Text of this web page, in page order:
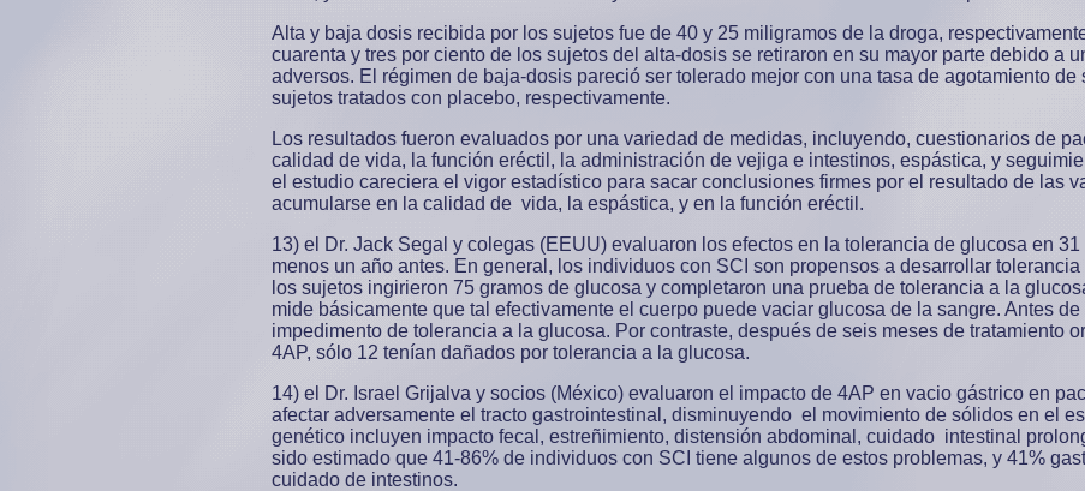
Alta y baja dosis recibida por los sujetos fue de 40 y 25 miligramos de la droga,
cuarenta y tres por ciento de los sujetos del alta-dosis se retiraron en su mayor parte debido a
adversos. El régimen de baja-dosis pareció ser tolerado mejor con una tasa de agotamiento
sujetos tratados con placebo, respectivamente.
Los resultados fueron evaluados por una variedad de medidas, incluyendo, cuestionarios de
calidad de vida, la función eréctil, la administración de vejiga e intestinos, espástica, y
el estudio careciera el vigor estadístico para sacar conclusiones firmes por el resultado de las
acumularse en la calidad de vida, la espástica, y en la función eréctil.
13) el Dr. Jack Segal y colegas (EEUU) evaluaron los efectos en la tolerancia de glucosa en
menos un año antes. En general, los individuos con SCI son propensos a desarrollar
los sujetos ingirieron 75 gramos de glucosa y completaron una prueba de tolerancia a la
mide básicamente que tal efectivamente el cuerpo puede vaciar glucosa de la sangre. Antes
impedimento de tolerancia a la glucosa. Por contraste, después de seis meses de tratamiento
4AP, sólo 12 tenían dañados por tolerancia a la glucosa.
14) el Dr. Israel Grijalva y socios (México) evaluaron el impacto de 4AP en vacio gástrico en
afectar adversamente el tracto gastrointestinal, disminuyendo el movimiento de sólidos en el
genético incluyen impacto fecal, estreñimiento, distensión abdominal, cuidado intestinal
sido estimado que 41-86% de individuos con SCI tiene algunos de estos problemas, y 41%
cuidado de intestinos.